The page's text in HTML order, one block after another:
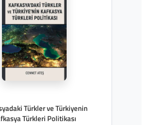
Türkler ve Türkiyenin
Türkleri Politikası